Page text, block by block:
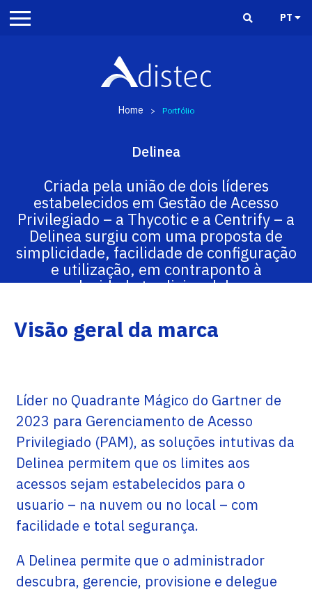
PT
Home > Portfólio
Delinea
Criada pela união de dois líderes
estabelecidos em Gestão de Acesso
Privilegiado – a Thycotic e a Centrify – a
Delinea surgiu com uma proposta de
simplicidade, facilidade de configuração
e utilização, em contraponto à
complexidade tradicional de uma
Visão geral da marca
Líder no Quadrante Mágico do Gartner de
2023 para Gerenciamento de Acesso
Privilegiado (PAM), as soluções intutivas da
Delinea permitem que os limites aos
acessos sejam estabelecidos para o
usuario – na nuvem ou no local – com
facilidade e total segurança.
A Delinea permite que o administrador
descubra, gerencie, provisione e delegue